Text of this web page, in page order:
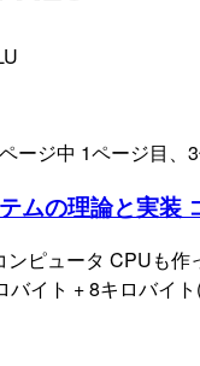
ージ中 1ページ目、
ムの理論と実装
ピュータ CPUも
バイト + 8キロバイ